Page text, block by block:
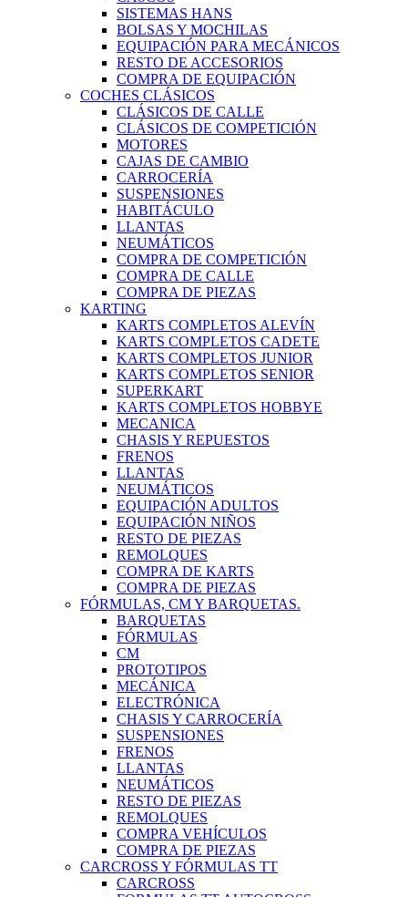
SISTEMAS HANS
BOLSAS Y MOCHILAS
EQUIPACIÓN PARA MECÁNICOS
RESTO DE ACCESORIOS
COMPRA DE EQUIPACIÓN
COCHES CLÁSICOS
CLÁSICOS DE CALLE
CLÁSICOS DE COMPETICIÓN
MOTORES
CAJAS DE CAMBIO
CARROCERÍA
SUSPENSIONES
HABITÁCULO
LLANTAS
NEUMÁTICOS
COMPRA DE COMPETICIÓN
COMPRA DE CALLE
COMPRA DE PIEZAS
KARTING
KARTS COMPLETOS ALEVÍN
KARTS COMPLETOS CADETE
KARTS COMPLETOS JUNIOR
KARTS COMPLETOS SENIOR
SUPERKART
KARTS COMPLETOS HOBBYE
MECANICA
CHASIS Y REPUESTOS
FRENOS
LLANTAS
NEUMÁTICOS
EQUIPACIÓN ADULTOS
EQUIPACIÓN NIÑOS
RESTO DE PIEZAS
REMOLQUES
COMPRA DE KARTS
COMPRA DE PIEZAS
FÓRMULAS, CM Y BARQUETAS.
BARQUETAS
FÓRMULAS
CM
PROTOTIPOS
MECÁNICA
ELECTRÓNICA
CHASIS Y CARROCERÍA
SUSPENSIONES
FRENOS
LLANTAS
NEUMÁTICOS
RESTO DE PIEZAS
REMOLQUES
COMPRA VEHÍCULOS
COMPRA DE PIEZAS
CARCROSS Y FÓRMULAS TT
CARCROSS